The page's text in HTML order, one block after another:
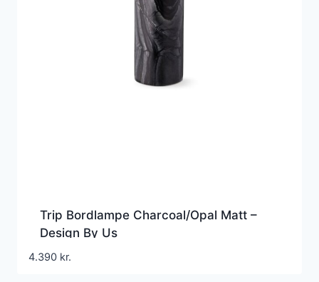
Trip Bordlampe Charcoal/Opal Matt –
Design By Us
4.390 kr.